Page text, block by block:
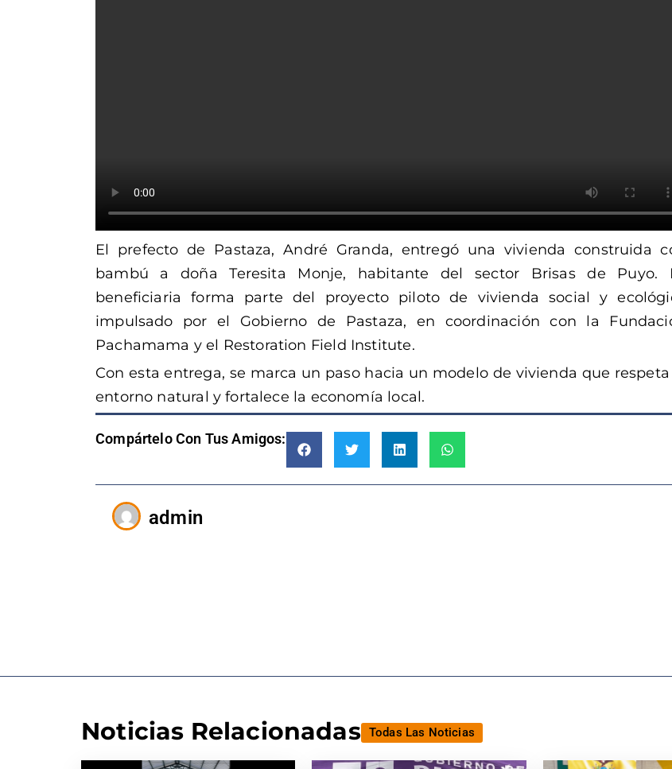
El prefecto de Pastaza, André Granda, entregó una vivienda construida
bambú a doña Teresita Monje, habitante del sector Brisas de Puyo.
beneficiaria forma parte del proyecto piloto de vivienda social y
impulsado por el Gobierno de Pastaza, en coordinación con la
Pachamama y el Restoration Field Institute.
Con esta entrega, se marca un paso hacia un modelo de vivienda que respeta
entorno natural y fortalece la economía local.
Compártelo Con Tus Amigos:
admin
Noticias Relacionadas Todas Las Noticias